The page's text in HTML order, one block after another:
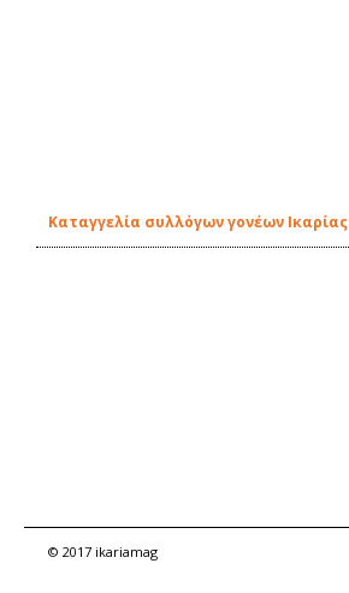
Καταγγελία συλλόγων γονέων Ικαρίας
© 2017 ikariamag